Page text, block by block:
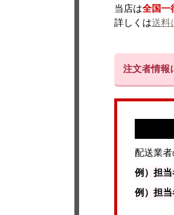
当店は全国一
詳しくは送料
注文者情報
配送業
例）担
例）担